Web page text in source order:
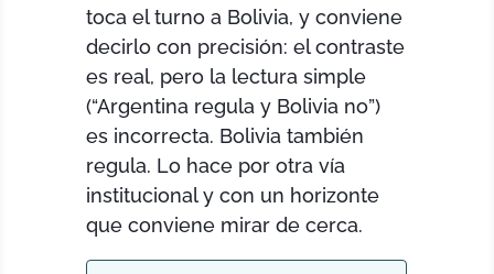
toca el turno a Bolivia, y conviene
decirlo con precisión: el contraste
es real, pero la lectura simple
(“Argentina regula y Bolivia no”)
es incorrecta. Bolivia también
regula. Lo hace por otra vía
institucional y con un horizonte
que conviene mirar de cerca.